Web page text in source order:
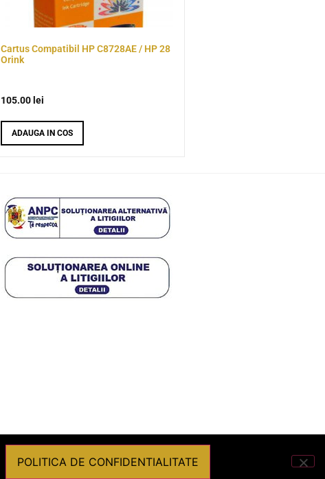
Cartus Compatibil HP C8728AE / HP 28
Orink
105.00 lei
ADAUGA IN COS
POLITICA DE CONFIDENTIALITATE